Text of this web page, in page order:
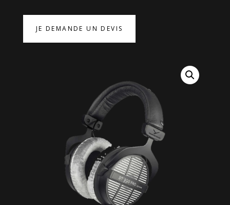
JE DEMANDE UN DEVIS